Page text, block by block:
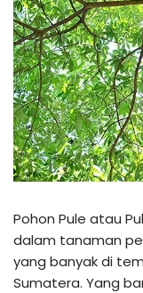
Pohon Pule atau
dalam tanaman
yang banyak di
Sumatera. Yang